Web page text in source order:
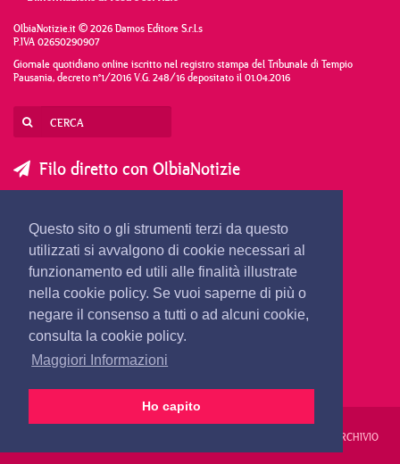
Questo sito o gli strumenti terzi da questo
utilizzati si avvalgono di cookie necessari al
funzionamento ed utili alle finalità illustrate
nella cookie policy. Se vuoi saperne di più o
negare il consenso a tutti o ad alcuni cookie,
consulta la cookie policy.
Maggiori Informazioni
Ho capito
OlbiaNotizie.it © 2026 Damos Editore S.r.l.s
P.IVA 02650290907
Giornale quotidiano online iscritto nel registro stampa del Tribunale di Tempio
Pausania, decreto n°1/2016 V.G. 248/16 depositato il 01.04.2016
Filo diretto con OlbiaNotizie
SEGNALA UNA NOTIZIA
SEGNALA UN EVENTO
redazione@olbianotizie.it
ARCHIVIO